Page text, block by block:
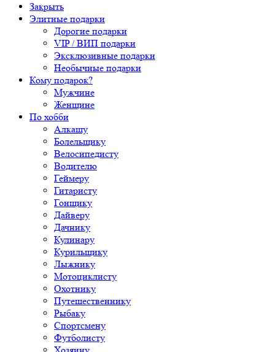
Закрыть
Элитные подарки
Дорогие подарки
VIP / ВИП подарки
Эксклюзивные подарки
Необычные подарки
Кому подарок?
Мужчине
Женщине
По хобби
Алкашу
Болельщику
Велосипедисту
Водителю
Геймеру
Гитаристу
Гонщику
Дайверу
Дачнику
Кулинару
Курильщику
Лыжнику
Мотоциклисту
Охотнику
Путешественнику
Рыбаку
Спортсмену
Футболисту